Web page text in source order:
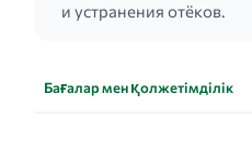
и устранения отёков.
Бағалар мен қолжетімділік